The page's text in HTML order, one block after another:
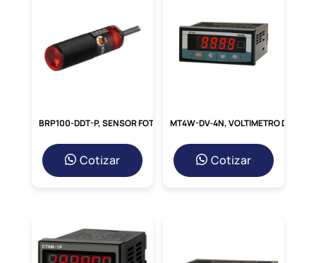
Cotizar Cotizar